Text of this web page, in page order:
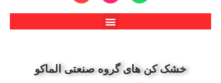
خشک کن های گروه صنعتی الماکو